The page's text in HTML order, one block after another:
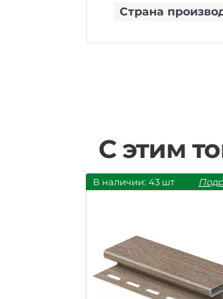
Страна
С этим
В наличии: 43 шт